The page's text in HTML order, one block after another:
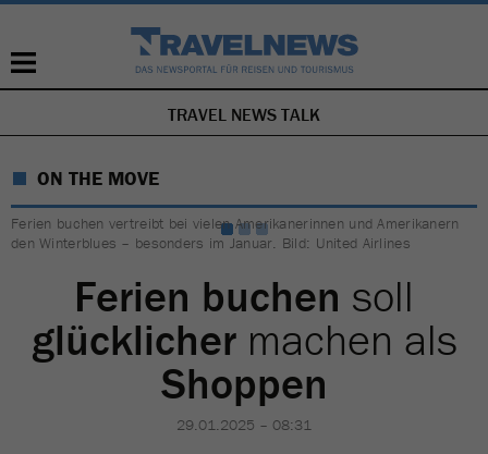
NAVIGATION
ÜBERSPRINGEN
TRAVEL NEWS TALK
ON THE MOVE
Ferien buchen vertreibt bei vielen Amerikanerinnen und Amerikanern
den Winterblues – besonders im Januar. Bild: United Airlines
Ferien buchen soll
glücklichermachen als
Shoppen
29.01.2025 – 08:31